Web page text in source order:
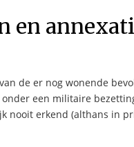
en
de er nog wonende
een militaire
nooit erkend (althans in